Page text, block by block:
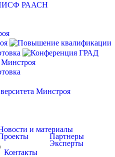
и материалы
about: Проекты
Партнеры
Эксперты
Контакты